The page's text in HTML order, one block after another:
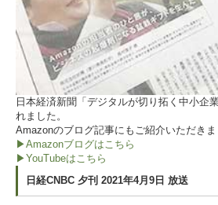
日本経済新聞「デジタルが切り拓く中小企
れました。
Amazonのブログ記事にもご紹介いただきま
▶Amazonブログはこちら
▶YouTubeはこちら
日経CNBC 夕刊 2021年4月9日 放送